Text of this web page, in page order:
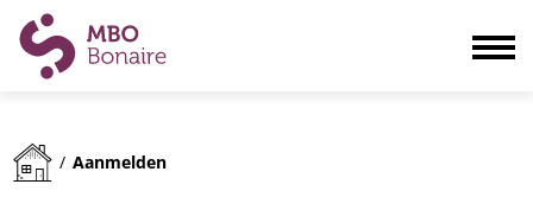
Opleidingen
Scholieren
/ Aanmelden